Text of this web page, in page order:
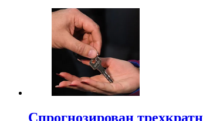
Спрогнозирован